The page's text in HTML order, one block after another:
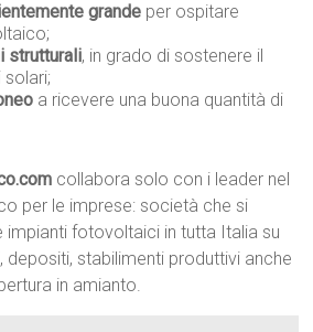
grande per ospitare
strutturali, in grado di sostenere il
solari;
a ricevere una buona quantità di
collabora solo con i leader nel
per le imprese: società che si
impianti fotovoltaici in tutta Italia su
depositi, stabilimenti produttivi anche
in amianto.